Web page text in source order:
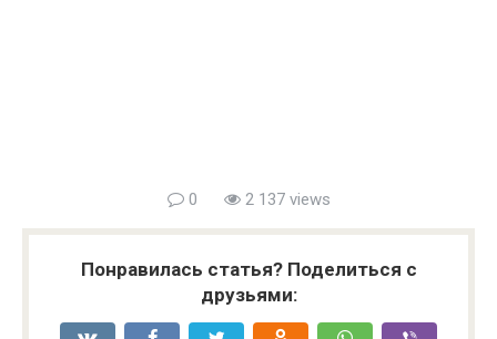
0 2 137 views
Понравилась статья? Поделиться с
друзьями: